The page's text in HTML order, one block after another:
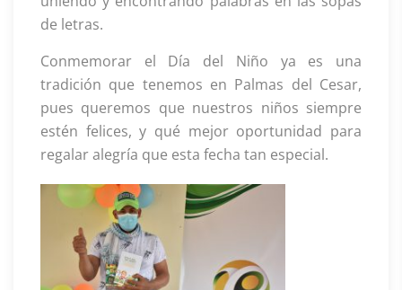
de letras.
Conmemorar el Día del Niño ya es una
tradición que tenemos en Palmas del Cesar,
pues queremos que nuestros niños siempre
estén felices, y qué mejor oportunidad para
regalar alegría que esta fecha tan especial.